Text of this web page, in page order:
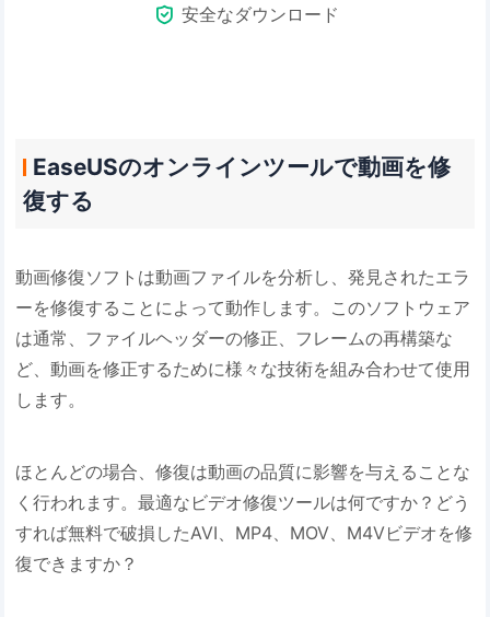
 安全なダウンロード
EaseUSのオンラインツールで動画を修
復する
動画修復ソフトは動画ファイルを分析し、発見されたエラ
ーを修復することによって動作します。このソフトウェア
は通常、ファイルヘッダーの修正、フレームの再構築な
ど、動画を修正するために様々な技術を組み合わせて使用
します。
ほとんどの場合、修復は動画の品質に影響を与えることな
く行われます。最適なビデオ修復ツールは何ですか？どう
すれば無料で破損したAVI、MP4、MOV、M4Vビデオを修
復できますか？